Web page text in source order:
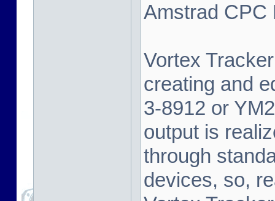
Amstrad CPC
Vortex
creating and
3-8912 or
output is
through
devices, so,